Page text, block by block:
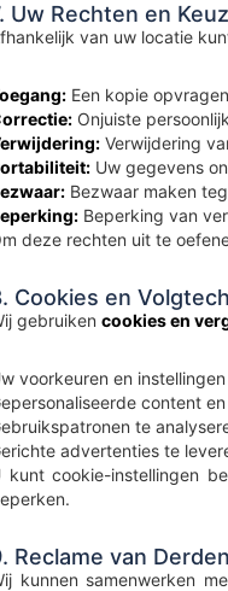
Uw Rechten en
van uw locatie
Een kopie
Onjuiste
Verwijdering
Uw gegevens
Bezwaar maken
Beperking van
deze rechten uit te
Cookies en
gebruiken cookies en
voorkeuren en
content
te
advertenties te
kunt cookie-instellingen
Reclame van Derden
kunnen samenwerken